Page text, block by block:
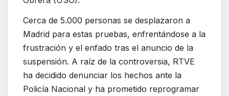
Cerca de 5.000 personas se desplazaron a
Madrid para estas pruebas, enfrentándose a la
frustración y el enfado tras el anuncio de la
suspensión. A raíz de la controversia, RTVE
ha decidido denunciar los hechos ante la
Policía Nacional y ha prometido reprogramar